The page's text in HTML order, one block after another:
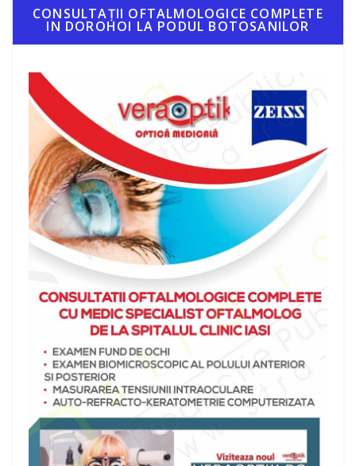
CONSULTAȚII OFTALMOLOGICE COMPLETE
IN DOROHOI LA PODUL BOTOSANILOR